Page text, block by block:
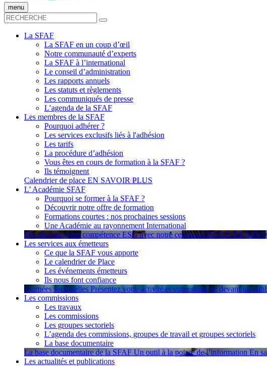
menu
La SFAF
La SFAF en un coup d’œil
Notre communauté d’experts
La SFAF à l’international
Le conseil d’administration
Les rapports annuels
Les statuts et règlements
Les communiqués de presse
L’agenda de la SFAF
Les membres de la SFAF
Pourquoi adhérer ?
Les services exclusifs liés à l'adhésion
Les tarifs
La procédure d’adhésion
Vous êtes en cours de formation à la SFAF ?
Ils témoignent
Calendrier de place EN SAVOIR PLUS
L’ Académie SFAF
Pourquoi se former à la SFAF ?
Découvrir notre offre de formation
Formations courtes : nos prochaines sessions
Une Académie au rayonnement International
Développez votre compétence ESG avec notre certificat CESGA EN
Les services aux émetteurs
Ce que la SFAF vous apporte
Le calendrier de Place
Les événements émetteurs
Ils nous font confiance
Journées sectorielles Présentez votre activité et votre stratégie devant un
Les commissions
Les travaux
Les commissions
Les groupes sectoriels
L’agenda des commissions, groupes de travail et groupes sectoriels
La base documentaire
La base documentaire de la SFAF Un outil à la pointe de l’information En
Les actualités et publications